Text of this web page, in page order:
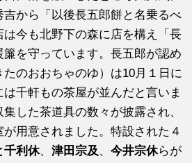
吉から「以後長五郎餅と名乗るべ
は今も北野下の森に店を構え「長
を守っています。長五郎が認め
たのおおちゃのゆ）は10月１日に
千軒もの茶屋が並んだと言いま
した茶道具の数々が披露され、
用意されました。特設された４
千利休、津田宗及 、今井宗休らが